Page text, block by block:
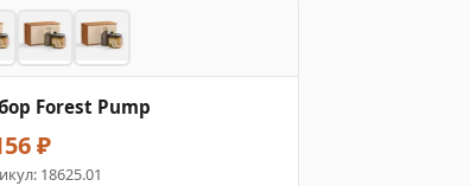
Forest Pump
₽
18625.01